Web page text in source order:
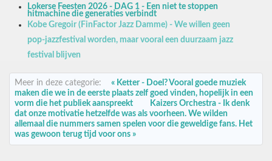
Lokerse Feesten 2026 - DAG 1 - Een niet te stoppen
hitmachine die generaties verbindt
Kobe Gregoir (FinFactor Jazz Damme) - We willen geen
pop-jazzfestival worden, maar vooral een duurzaam jazz
festival blijven
Meer in deze categorie:
« Ketter - Doel? Vooral goede muziek
maken die we in de eerste plaats zelf goed vinden, hopelijk in een
vorm die het publiek aanspreekt
Kaizers Orchestra - Ik denk
dat onze motivatie hetzelfde was als voorheen. We wilden
allemaal die nummers samen spelen voor die geweldige fans. Het
was gewoon terug tijd voor ons »